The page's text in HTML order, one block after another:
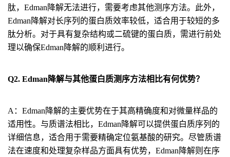
肽，Edman降解无法进行，需要考虑其他测序方法。此外，
Edman降解对长序列的蛋白质效率较低，适合用于较短的多
肽分析。对于具有复杂结构或二硫键的蛋白质，需进行前处
理以确保Edman降解的顺利进行。
Q2. Edman降解与其他蛋白质测序方法相比有何优势？
A：Edman降解的主要优势在于其高精确度和对微量样品的
适用性。与质谱法相比，Edman降解可以提供蛋白质序列的
详细信息，适合用于需要精确定位氨基酸的研究。尽管质谱
法在速度和处理复杂样品方面具有优势，Edman降解则在序